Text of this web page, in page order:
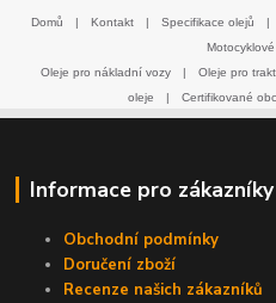
Domů | Kontakt | Specifikace olejů |
Oleje pro nákladní vozy
| Oleje pro
oleje
| Certifikované
Informace pro zákazníky
Obchodní podmínky
Doručení zboží
Recenze našich zákazníků